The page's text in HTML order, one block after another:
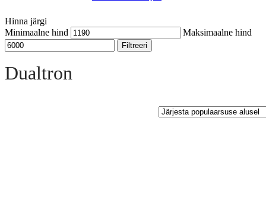
Hinna järgi
Minimaalne hind
Maksimaalne hind
Filtreeri
Dualtron